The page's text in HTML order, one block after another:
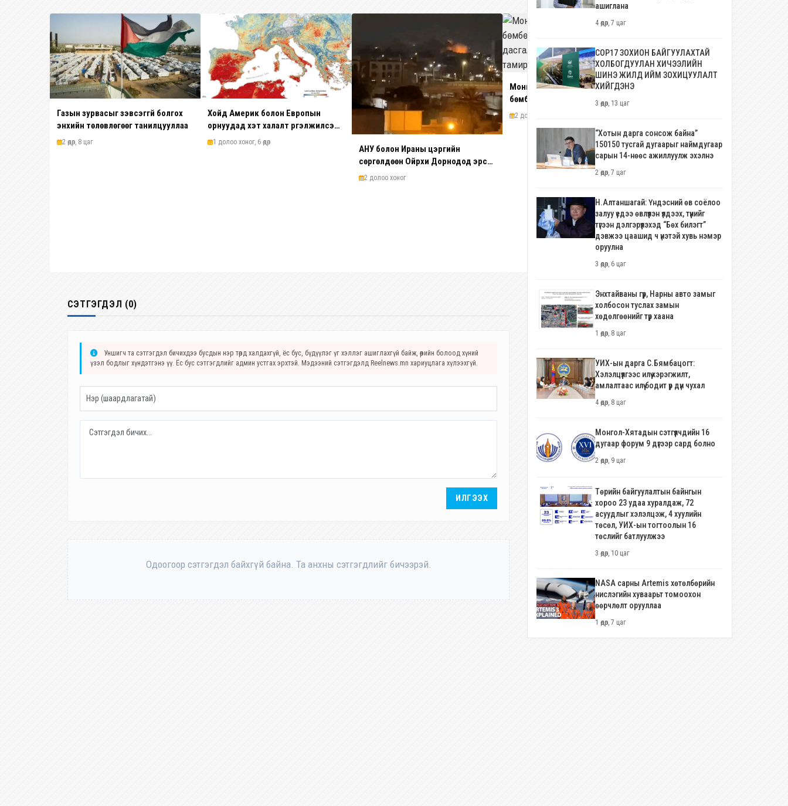
Газын зурвасыг зэвсэггүй болгох
энхийн төлөвлөгөөг танилцууллаа
2 өдөр, 8 цаг
Хойд Америк болон Европын
орнуудад хэт халалт үргэлжилсээр
байна
1 долоо хоног, 6 өдөр
АНУ болон Ираны цэргийн
сөргөлдөөн Ойрхи Дорнодод эрс
ширүүсэв
2 долоо хоног
Монголын Үндэсний сагсан
бөмбөгийн шигшээ багийн
дасгалжуулагч Василлис
2 долоо хоног, 3 өдөр
Японы баруун өмнөд арлуудад
салхи ойртож, өндөржүүлсэн
байдал зарлалаа
4 долоо хоног, 1 өдөр
СЭТГЭГДЭЛ (0)
Уншигч та сэтгэгдэл бичихдээ бусдын нэр төрд халдахгүй, ёс бус, бүдүүлэг үг хэллэг ашиглахгүй байж, өөрийн болоод хүний
үзэл бодлыг хүндэтгэнэ үү. Ёс бус сэтгэгдлийг админ устгах эрхтэй. Мэдээний сэтгэгдэлд Reelnews.mn хариуцлага хүлээхгүй.
ИЛГЭЭХ
Одоогоор сэтгэгдэл байхгүй байна. Та анхны сэтгэгдлийг бичээрэй.
ашиглана
4 өдөр, 7 цаг
COP17 ЗОХИОН БАЙГУУЛАХТАЙ
ХОЛБОГДУУЛАН ХИЧЭЭЛИЙН
ШИНЭ ЖИЛД ИЙМ ЗОХИЦУУЛАЛТ
ХИЙГДЭНЭ
3 өдөр, 13 цаг
“Хотын дарга сонсож байна”
150150 тусгай дугаарыг наймдугаар
сарын 14-нөөс ажиллуулж эхэлнэ
2 өдөр, 7 цаг
Н.Алтаншагай: Үндэсний өв соёлоо
залуу үедээ өвлүүлэн үлдээх, түүнийг
түгээн дэлгэрүүлэхэд “Бөх билэгт”
дэвжээ цаашид ч үнэтэй хувь нэмэр
оруулна
3 өдөр, 6 цаг
Энхтайваны гүүр, Нарны авто замыг
холбосон туслах замын
хөдөлгөөнийг түр хаана
1 өдөр, 8 цаг
УИХ-ын дарга С.Бямбацогт:
Хэлэлцүүлгээс илүү хэрэгжилт,
амлалтаас илүү бодит үр дүн чухал
4 өдөр, 8 цаг
Монгол-Хятадын сэтгүүлчдийн 16
дугаар форум 9 дүгээр сард болно
2 өдөр, 9 цаг
Төрийн байгуулалтын байнгын
хороо 23 удаа хуралдаж, 72
асуудлыг хэлэлцэж, 4 хуулийн
төсөл, УИХ-ын тогтоолын 16
төслийг батлуулжээ
3 өдөр, 10 цаг
NASA сарны Artemis хөтөлбөрийн
нислэгийн хуваарьт томоохон
өөрчлөлт орууллаа
1 өдөр, 7 цаг